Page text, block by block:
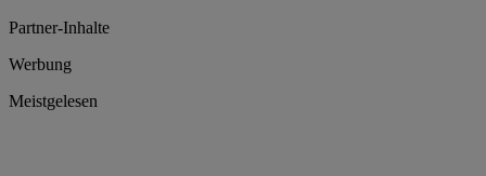
Partner-Inhalte
Werbung
Meistgelesen